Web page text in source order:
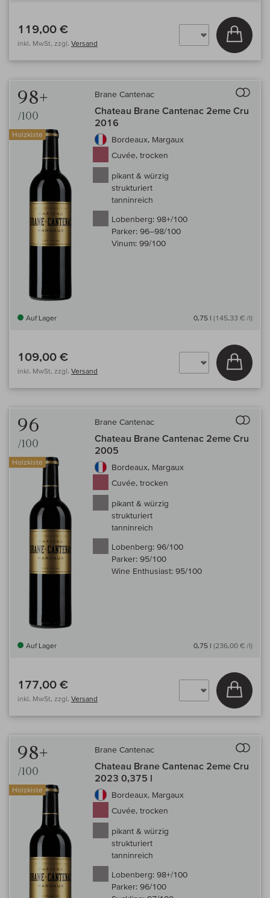
119,00 €
inkl. MwSt, zzgl. Versand
In
98+
/100
Holzkiste
Brane Cantenac
Chateau Brane Cantenac 2eme Cru
2016
Bordeaux, Margaux
Cuvée, trocken
pikant & würzig
strukturiert
tanninreich
Lobenberg: 98+/100
Parker: 96–98/100
Vinum: 99/100
Auf Lager 0,75 l (145,33 € /l)
109,00 €
inkl. MwSt, zzgl. Versand
In
96
/100
Holzkiste
Brane Cantenac
Chateau Brane Cantenac 2eme Cru
2005
Bordeaux, Margaux
Cuvée, trocken
pikant & würzig
strukturiert
tanninreich
Lobenberg: 96/100
Parker: 95/100
Wine Enthusiast: 95/100
Auf Lager 0,75 l (236,00 € /l)
177,00 €
inkl. MwSt, zzgl. Versand
In
98+
/100
Holzkiste
Brane Cantenac
Chateau Brane Cantenac 2eme Cru
2023 0,375 l
Bordeaux, Margaux
Cuvée, trocken
pikant & würzig
strukturiert
tanninreich
Lobenberg: 98+/100
Parker: 96/100